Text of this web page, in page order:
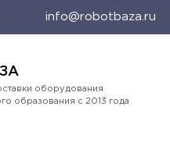
info@robotbaza.ru
оборудования
образования с 2013 года